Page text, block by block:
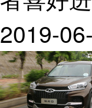
2019-